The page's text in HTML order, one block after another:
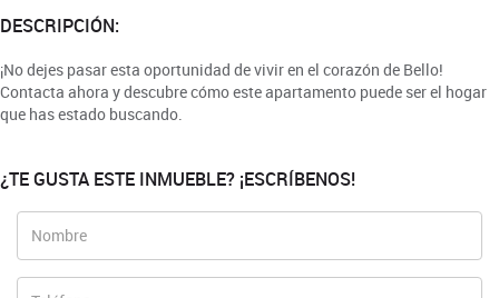
DESCRIPCIÓN:
¡No dejes pasar esta oportunidad de vivir en el corazón de Bello!
Contacta ahora y descubre cómo este apartamento puede ser el hogar
que has estado buscando.
¿TE GUSTA ESTE INMUEBLE? ¡ESCRÍBENOS!